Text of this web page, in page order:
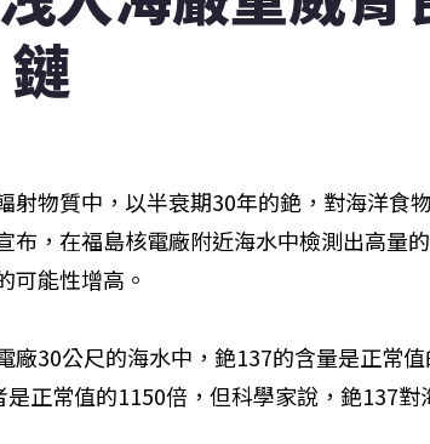
鏈
射物質中，以半衰期30年的銫，對海洋食
布，在福島核電廠附近海水中檢測出高量
可能性增高。
廠30公尺的海水中，銫137的含量是正常
正常值的1150倍，但科學家說，銫137